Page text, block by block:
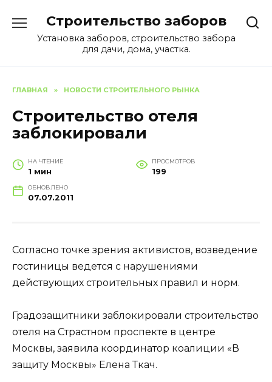
содержанию
Строительство заборов
Установка заборов, строительство забора
для дачи, дома, участка.
ГЛАВНАЯ » НОВОСТИ СТРОИТЕЛЬНОГО РЫНКА
Строительство отеля
заблокировали
НА ЧТЕНИЕ
1 мин
ПРОСМОТРОВ
199
ОБНОВЛЕНО
07.07.2011
Согласно точке зрения активистов, возведение
гостиницы ведется с нарушениями
действующих строительных правил и норм.
Градозащитники заблокировали строительство
отеля на Страстном проспекте в центре
Москвы, заявила координатор коалиции «В
защиту Москвы» Елена Ткач.